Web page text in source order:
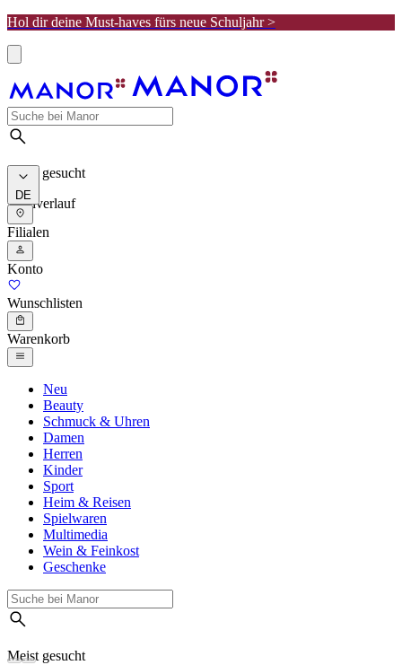
Hol dir deine Must-haves fürs neue Schuljahr >
Meist gesucht
Suchverlauf
DE
Filialen
Konto
Wunschlisten
Warenkorb
Neu
Beauty
Schmuck & Uhren
Damen
Herren
Kinder
Sport
Heim & Reisen
Spielwaren
Multimedia
Wein & Feinkost
Geschenke
Meist gesucht